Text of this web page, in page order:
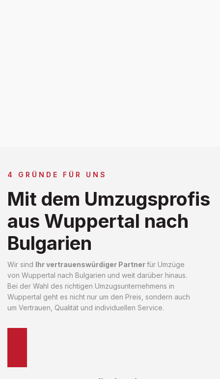
4 GRÜNDE FÜR UNS
Mit dem Umzugsprofis
aus Wuppertal nach
Bulgarien
Wir sind Ihr vertrauenswürdiger Partnerfür Umzüge
von Wuppertal nach Bulgarien und weit darüber hinaus.
Bei der Wahl des richtigen Umzugsunternehmens in
Wuppertal geht es nicht nur um den Preis, sondern auch
um Vertrauen, Qualität und individuellen Service.